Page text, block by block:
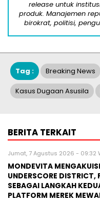
release untuk
produk. Manajemen
birokrat, politisi,
Tag : Breaking News
Kasus Dugaan Asusila
BERITA TERKAIT
Jumat, 7 Agustus 2026 - 09:32
MONDEVITA
UNDERSCORE
SEBAGAI LANGKAH
PLATFORM MEREK